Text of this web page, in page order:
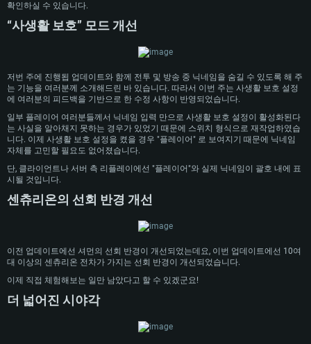
최소사양
운영체제: Windows 10 (64 bit)
프로세서: 2.2 GHz 듀얼코어 이상
최소사양
운영체제: Mac OS Big Sur 11.0
프로세서: 최소 2.2 GHz의 Core i5 (Intel Xeon 은 지원하지 않습니다)
최소사양
운영체제: 64bit Linux 중 최신 버전
프로세서: 2.4 GHz 듀얼코어
확인하실 수 있습니다.
“사생활 보호” 모드 개선
저번 주에 진행됩 업데이트와 함께 전투 및 방송 중 닉네임을 숨길 수 있도록 해 주
는 기능을 여러분께 소개해드린 바 있습니다. 따라서 이번 주는 사생활 보호 설정
에 여러분의 피드백을 기반으로 한 수정 사항이 반영되었습니다.
일부 플레이어 여러분들께서 닉네임 입력 만으로 사생활 보호 설정이 활성화된다
는 사실을 알아채지 못하는 경우가 있었기 때문에 스위치 형식으로 재작업하였습
니다. 이제 사생활 보호 설정을 켰을 경우 "플레이어" 로 보여지기 때문에 닉네임
자체를 고민할 필요도 없어졌습니다.
단, 클라이언트나 서버 측 리플레이에선 "플레이어"와 실제 닉네임이 괄호 내에 표
시될 것입니다.
센츄리온의 선회 반경 개선
이전 업데이트에선 셔먼의 선회 반경이 개선되었는데요, 이번 업데이트에선 10여
대 이상의 센츄리온 전차가 가지는 선회 반경이 개선되었습니다.
이제 직접 체험해보는 일만 남았다고 할 수 있겠군요!
더 넓어진 시야각